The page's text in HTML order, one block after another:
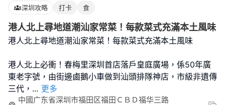
深圳攻略 打卡 食
港人北上尋地道潮汕家常菜！每款菜式充滿本土風味
港人北上尋地道潮汕家常菜！每款菜式充滿本土風味
港人北上必衝！春梅里深圳首店落戶皇庭廣場，係50年廣
東老字號，由街邊鹵鵝小車做到汕頭排隊神店，市級非遺傳
三代， ... 更多
中國广东省深圳市福田区福田ＣＢＤ福华三路